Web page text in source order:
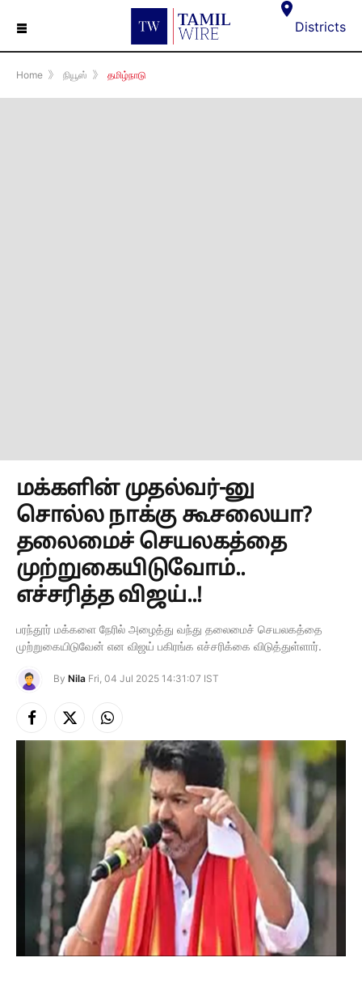
☰ Districts
Home 》 நியூஸ் 》 தமிழ்நாடு
மக்களின் முதல்வர்-னு
சொல்ல நாக்கு கூசலையா?
தலைமைச் செயலகத்தை
முற்றுகையிடுவோம்..
எச்சரித்த விஜய்..!
பரந்தூர் மக்களை நேரில் அழைத்து வந்து தலைமைச் செயலகத்தை
முற்றுகையிடுவேன் என விஜய் பகிரங்க எச்சரிக்கை விடுத்துள்ளார்.
By Nila Fri, 04 Jul 2025 14:31:07 IST
Facebook
X
(Twitter)
Instagram